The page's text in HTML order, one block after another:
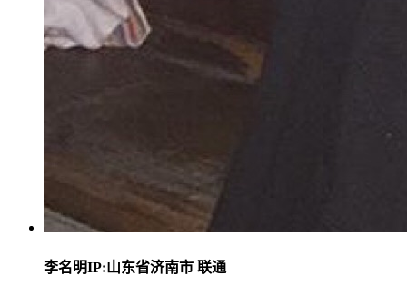
李名明IP:山东省济南市 联通